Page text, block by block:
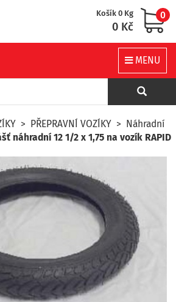
Košík 0 Kg
0 Kč
0
MENU
> PŘEPRAVNÍ VOZÍKY > Náhradní
náhradní 12 1/2 x 1,75 na vozík RAPID